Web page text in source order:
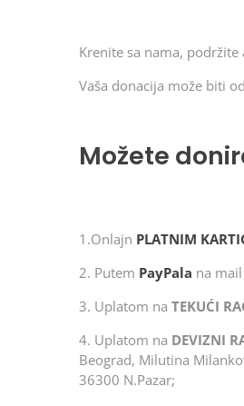
Krenite sa nama,
Vaša donacija može biti
Možete
1.Onlajn PLATNIM
2. Putem PayPala na
3. Uplatom na TEKUĆI
4. Uplatom na DEVIZNI
Beograd, Milutina
36300 N.Pazar;